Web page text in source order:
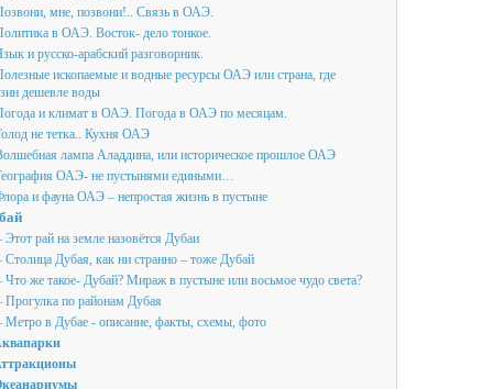
мне, позвони!.. Связь в ОАЭ.
в ОАЭ. Восток- дело тонкое.
и русско-арабский разговорник.
ископаемые и водные ресурсы ОАЭ или страна, где
дешевле воды
и климат в ОАЭ. Погода в ОАЭ по месяцам.
не тетка.. Кухня ОАЭ
лампа Аладдина, или историческое прошлое ОАЭ
ОАЭ- не пустынями едиными…
и фауна ОАЭ – непростая жизнь в пустыне
рай на земле назовётся Дубаи
Столица Дубая, как ни странно – тоже Дубай
же такое- Дубай? Мираж в пустыне или восьмое чудо света?
Прогулка по районам Дубая
Метро в Дубае - описание, факты, схемы, фото